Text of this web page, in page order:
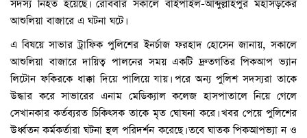
সদস্য নিহত হয়েছে। রোববার সকালে বাইপাইল-আব্দুল্লাহপুর মহাসড়কের
আশুলিয়া বাজারে এ ঘটনা ঘটে।
এ বিষয়ে সাভার ট্রাফিক পুলিশের ইনর্চাজ ফরহাদ হোসেন জানায়, সকালে
আশুলিয়া বাজারে দায়িত্ব পালনের সময় একটি দ্রুতগতির পিকআপ ভ্যান
লিটোন ফকিরকে ধাক্কা দিয়ে পালিয়ে যায়। পরে অন্য পুলিশ সদস্যরা তাকে
উদ্ধার করে সাভারের এনাম মেডিক্যাল কলেজ হাসপাতালে নিয়ে গেলে
সেখানকার কর্তব্যরত চিকিৎসক তাকে মৃত ঘোষনা করে। খবর পেয়ে পুলিশের
উর্ধ্বতন কর্মকর্তারা ঘটনা স্থল পরিদর্শন করেছে। তবে ঘাতক পিকআপভ্যা ন ও